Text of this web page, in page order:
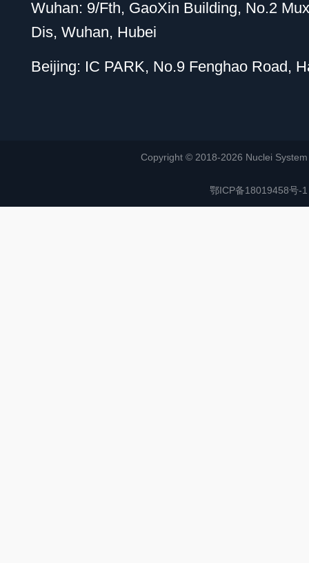
Wuhan: 9/Fth, GaoXin Building, No.2
Dis, Wuhan, Hubei
Beijing: IC PARK, No.9 Fenghao Road,
Copyright © 2018-2026 Nuclei
鄂ICP备18019458号-1